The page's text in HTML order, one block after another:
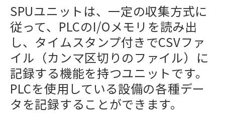
SPUユニットは、一定の収集方式に
従って、PLCのI/Oメモリを読み出
し、タイムスタンプ付きでCSVファ
イル（カンマ区切りのファイル）に
記録する機能を持つユニットです。
PLCを使用している設備の各種デー
タを記録することができます。